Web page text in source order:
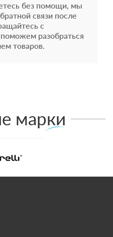
без помощи, мы
связи после
с
разобраться
товаров.
марки